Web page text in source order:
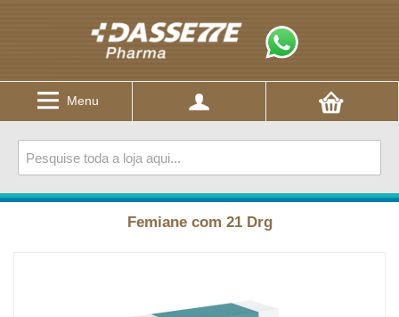
Menu
Femiane com 21 Drg